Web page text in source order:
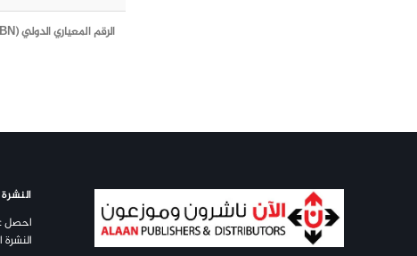
الرقم المعياري الدولي (ISBN)
النشرة
احصل
النشرة